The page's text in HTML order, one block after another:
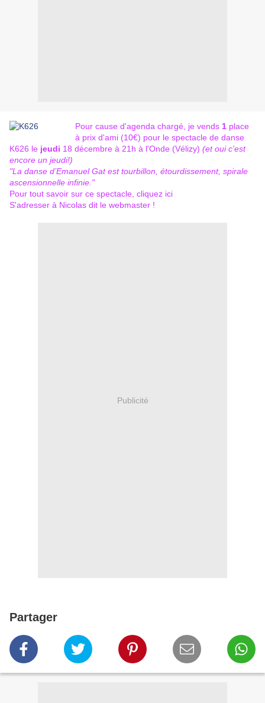
Pour cause d'agenda chargé, je vends 1 place
à prix d'ami (10€) pour le spectacle de danse
K626 le jeudi 18 décembre à 21h à l'Onde (Vélizy) (et oui c'est
encore un jeudi!)
"La danse d’Emanuel Gat est tourbillon, étourdissement, spirale
ascensionnelle infinie."
Pour tout savoir sur ce spectacle, cliquez ici
S'adresser à Nicolas dit le webmaster !
Publicité
Partager